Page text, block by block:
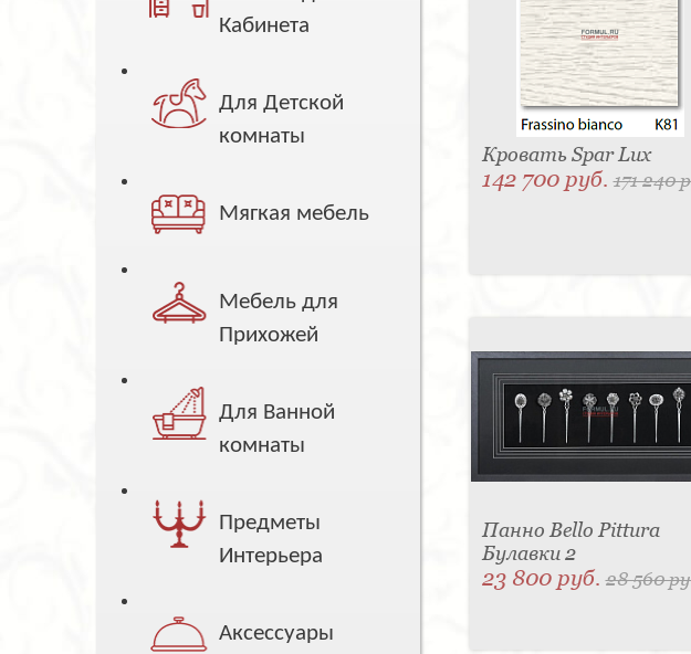
Кабинета
Для Детской
комнаты
Мягкая мебель
Мебель для
Прихожей
Для Ванной
комнаты
Предметы
Интерьера
Аксессуары
Кровать Spar Lux
142 700 руб.171 240
Панно Bello Pittura
Булавки 2
23 800 руб.28 560